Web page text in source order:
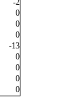
-2
0
0
0
-13
0
0
0
0